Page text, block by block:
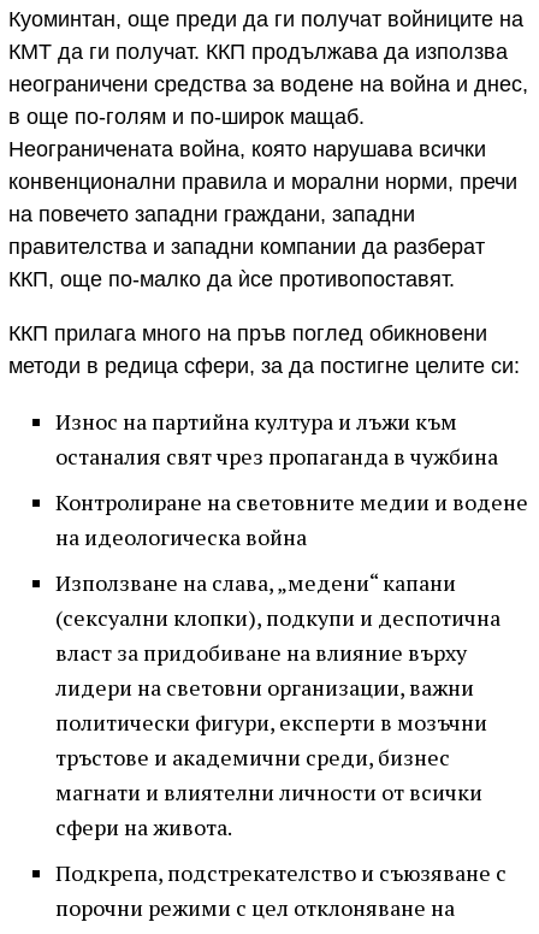
Куоминтан, още преди да ги получат войниците на
КМТ да ги получат. ККП продължава да използва
неограничени средства за водене на война и днес,
в още по-голям и по-широк мащаб.
Неограничената война, която нарушава всички
конвенционални правила и морални норми, пречи
на повечето западни граждани, западни
правителства и западни компании да разберат
ККП, още по-малко да ѝсе противопоставят.
ККП прилага много на пръв поглед обикновени
методи в редица сфери, за да постигне целите си:
Износ на партийна култура и лъжи към
останалия свят чрез пропаганда в чужбина
Контролиране на световните медии и водене
на идеологическа война
Използване на слава, „медени“ капани
(сексуални клопки), подкупи и деспотична
власт за придобиване на влияние върху
лидери на световни организации, важни
политически фигури, експерти в мозъчни
тръстове и академични среди, бизнес
магнати и влиятелни личности от всички
сфери на живота.
Подкрепа, подстрекателство и съюзяване с
порочни режими с цел отклоняване на